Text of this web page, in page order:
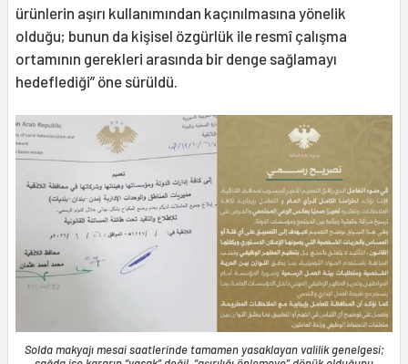
ürünlerin aşırı kullanımından kaçınılmasına yönelik
olduğu; bunun da kişisel özgürlük ile resmî çalışma
ortamının gerekleri arasında bir denge sağlamayı
hedeflediği” öne sürüldü.
Solda makyajı mesai saatlerinde tamamen yasaklayan valilik genelgesi;